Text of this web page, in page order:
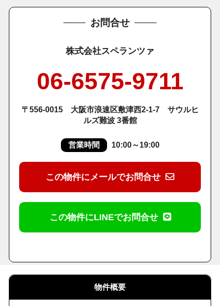
お問合せ
株式会社スペランツァ
06-6575-9711
〒556-0015 大阪市浪速区敷津西2-1-7 サウルヒ
ルズ難波 3番館
営業時間 10:00～19:00
この物件にメールでお問合せ
この物件にLINEでお問合せ
物件概要